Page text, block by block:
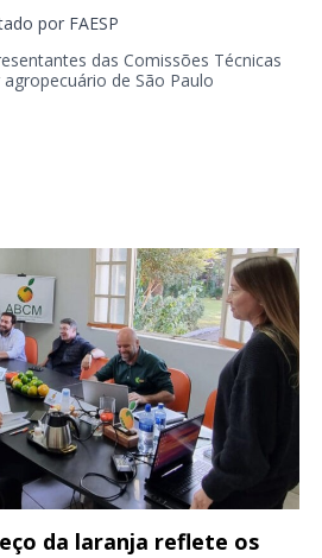
por FAESP
das Comissões Técnicas
de São Paulo
da laranja reflete os